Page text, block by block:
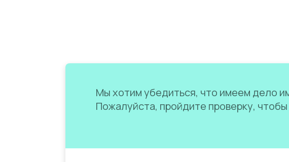
Мы хотим убедиться, что имеем дело
Пожалуйста, пройдите проверку,